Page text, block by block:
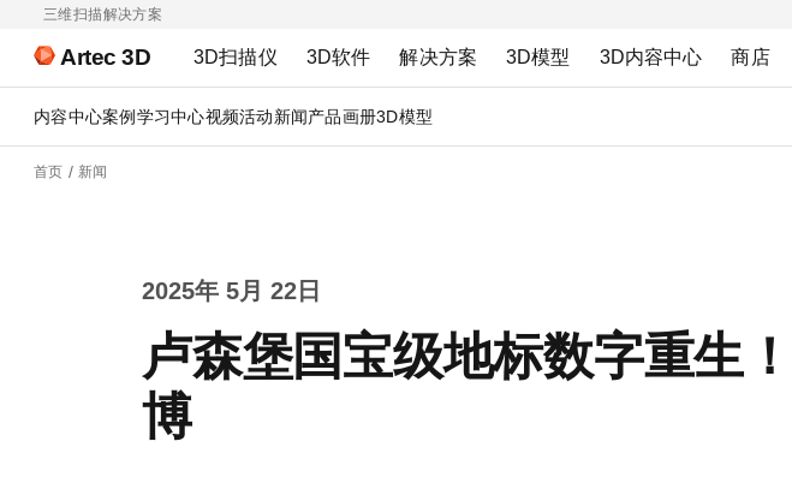
三维扫描解决方案
Artec 3D 3D扫描仪 3D软件 解决方案 3D模型 3D内容中心 商店
内容中心案例 学习中心视频活动新闻产品画册3D模型
首页 新闻
2025年 5月 22日
卢森堡国宝级地标数字重生
博